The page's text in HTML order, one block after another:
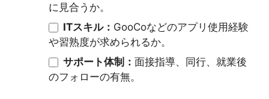
に見合うか。
ITスキル： GooCoなどのアプリ使用経験
や習熟度が求められるか。
サポート体制： 面接指導、同行、就業後
のフォローの有無。